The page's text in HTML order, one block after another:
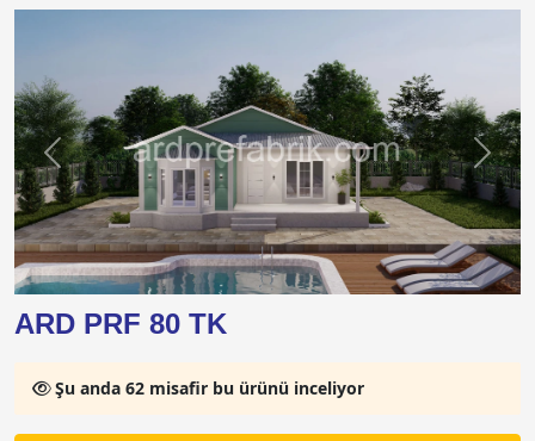
Previous Next
ARD PRF 80 TK
Şu anda 62 misafir bu ürünü inceliyor